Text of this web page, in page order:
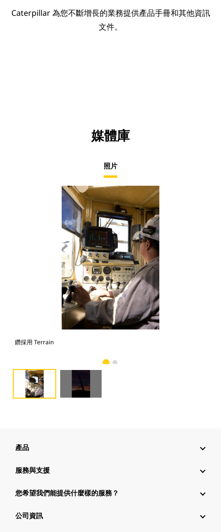
Caterpillar 為您不斷增長的業務提供產品手冊和其他資訊
文件。
媒體庫
照片
鑽採用 Terrain
產品
服務與支援
您希望我們能提供什麼樣的服務？
公司資訊